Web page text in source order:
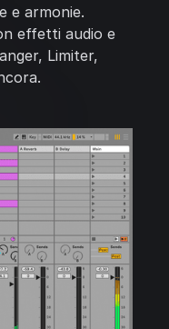
e armonie.
effetti audio e
Limiter,